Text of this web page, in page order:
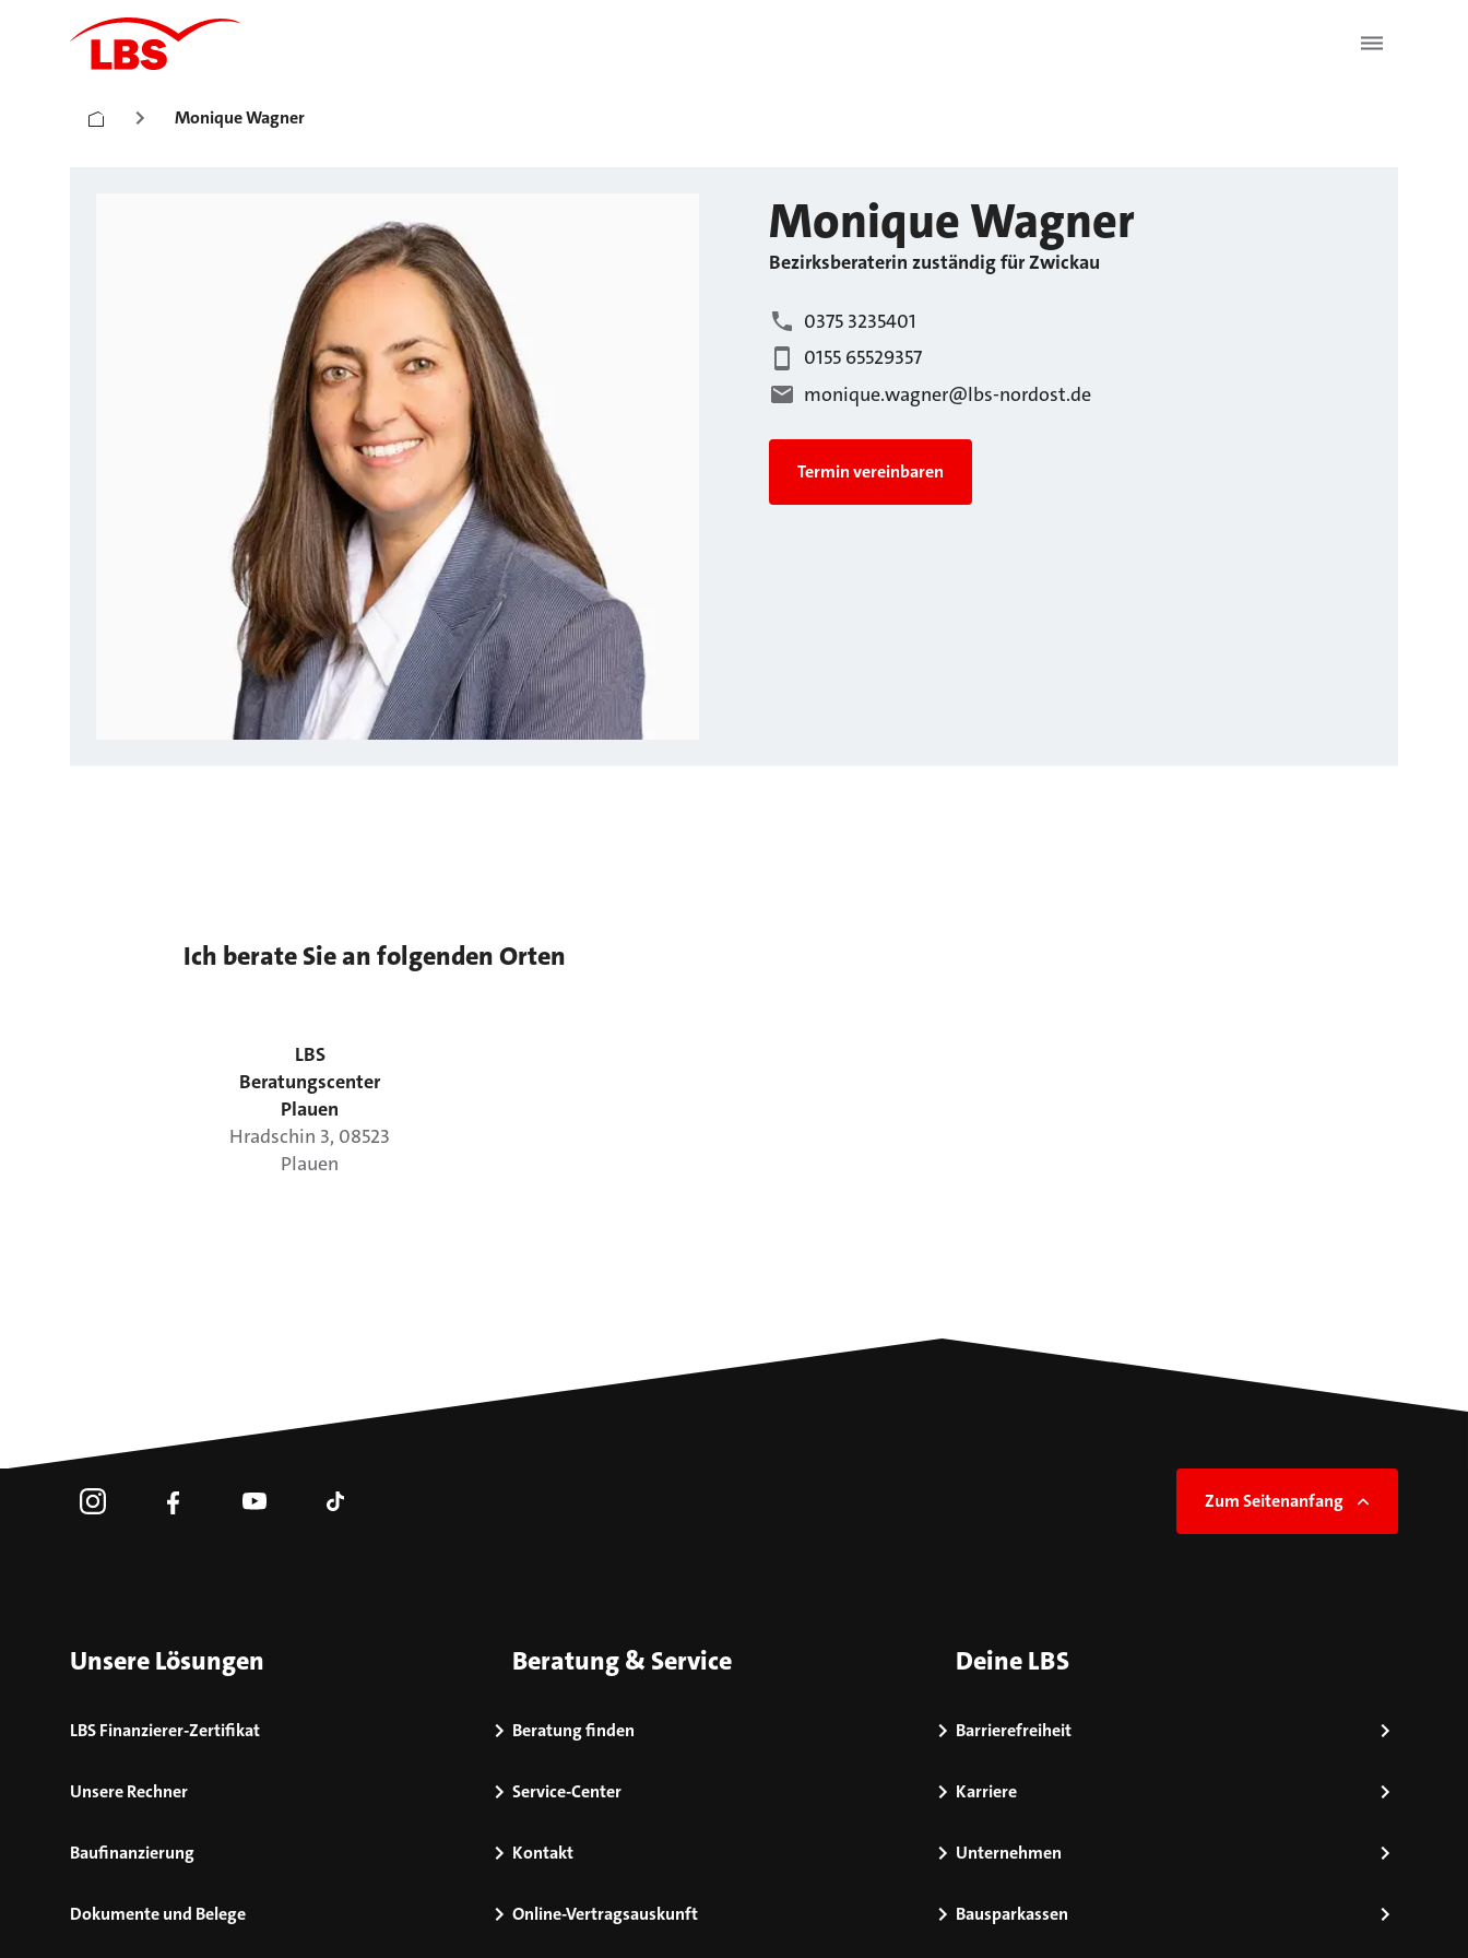
Monique Wagner
MoniqueWagner
Bezirksberaterin zuständig für Zwickau
0375 3235401
0155 65529357
monique.wagner@lbs-nordost.de
Termin vereinbaren
Ich berate Sie an folgenden Orten
LBS
Beratungscenter
Plauen
Hradschin 3, 08523
Plauen
Zum Seitenanfang
Unsere Lösungen
LBS Finanzierer-Zertifikat
Unsere Rechner
Baufinanzierung
Dokumente und Belege
Beratung & Service
Beratung finden
Service-Center
Kontakt
Online-Vertragsauskunft
Deine LBS
Barrierefreiheit
Karriere
Unternehmen
Bausparkassen